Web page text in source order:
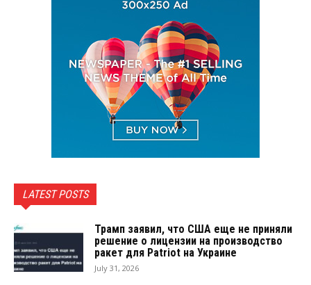
LATEST POSTS
Трамп заявил, что США еще не приняли
решение о лицензии на производство
ракет для Patriot на Украине
July 31, 2026